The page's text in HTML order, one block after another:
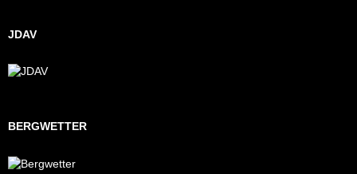
JDAV
BERGWETTER